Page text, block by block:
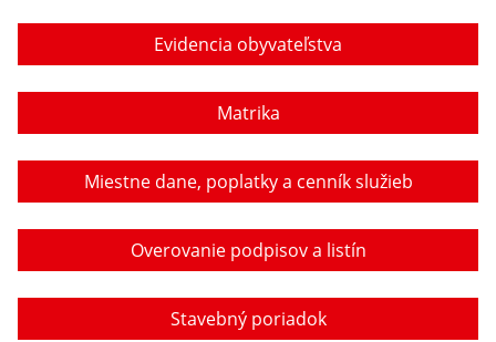
Evidencia obyvateľstva
Matrika
Miestne dane, poplatky a cenník služieb
Overovanie podpisov a listín
Stavebný poriadok